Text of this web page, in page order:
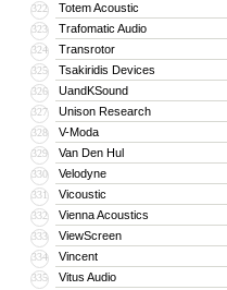
322 Totem Acoustic
323 Trafomatic Audio
324 Transrotor
325 Tsakiridis Devices
326 UandKSound
327 Unison Research
328 V-Moda
329 Van Den Hul
330 Velodyne
331 Vicoustic
332 Vienna Acoustics
333 ViewScreen
334 Vincent
335 Vitus Audio